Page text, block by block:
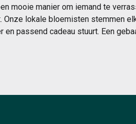
mooie manier om iemand te
lokale bloemisten stemmen
en passend cadeau stuurt. Een